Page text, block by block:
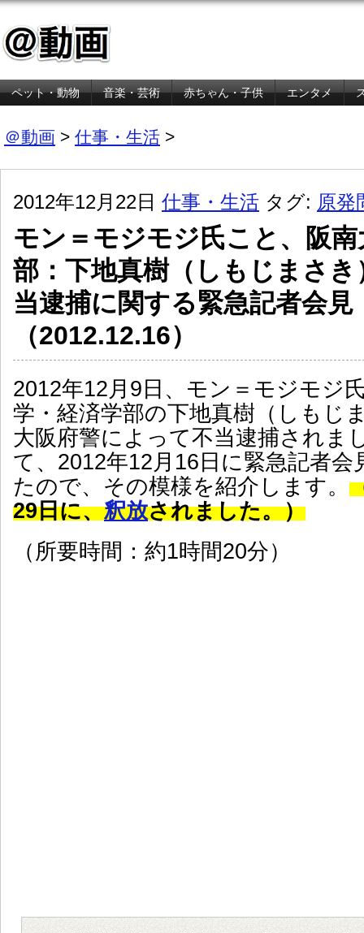
ペット・動物 音楽・芸術 赤ちゃん・子供 エンタメ
＠動画 > 仕事・生活 >
2012年12月22日 仕事・生活 タグ: 原発
モン＝モジモジ氏こと、阪
部：下地真樹（しもじまさき
当逮捕に関する緊急記者会見
（2012.12.16）
2012年12月9日、モン＝モジモジ
学・経済学部の下地真樹（しもじ
大阪府警によって不当逮捕されま
て、2012年12月16日に緊急記者会
たので、その模様を紹介します。
29日に、釈放されました。）
（所要時間：約1時間20分）